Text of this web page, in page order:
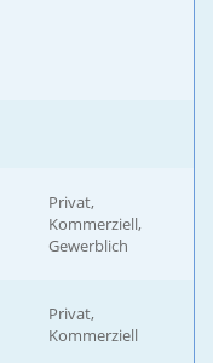
Privat,
Kommerziell,
Gewerblich
Privat,
Kommerziell